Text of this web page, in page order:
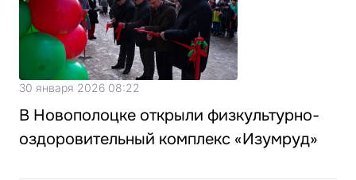
30 января 2026 08:22
В Новополоцке открыли физкультурно-
оздоровительный комплекс «Изумруд»